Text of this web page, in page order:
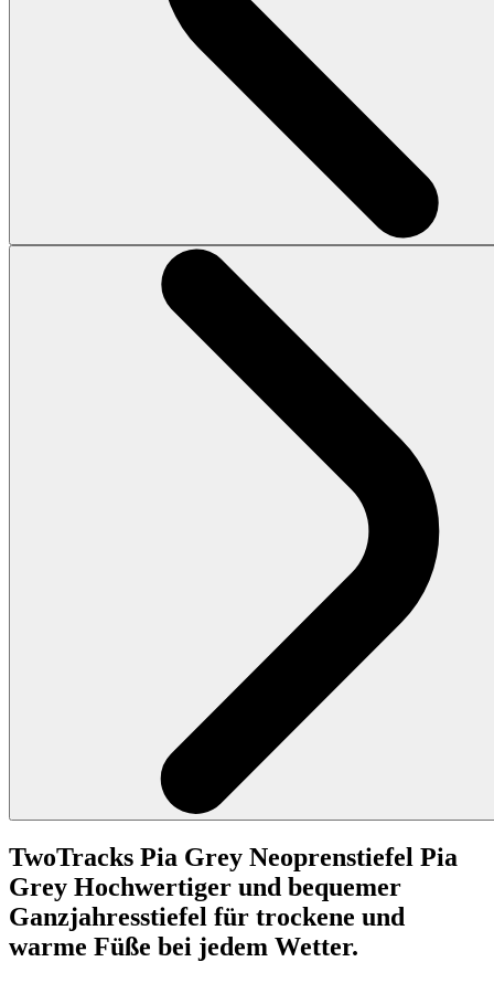
TwoTracks Pia Grey Neoprenstiefel Pia
Grey Hochwertiger und bequemer
Ganzjahresstiefel für trockene und
warme Füße bei jedem Wetter.